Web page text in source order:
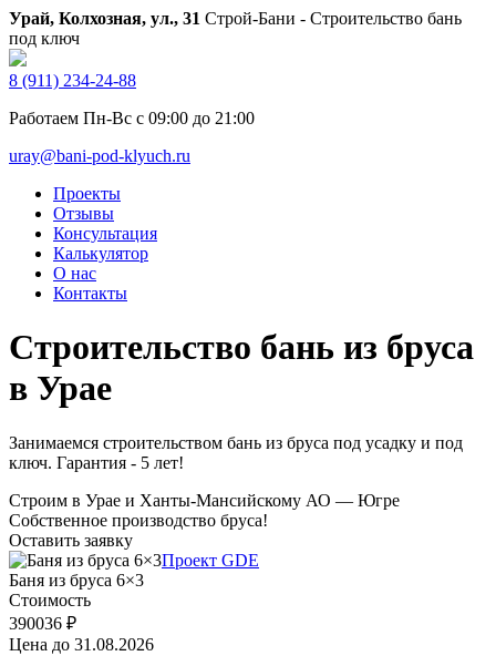
Урай, Колхозная, ул., 31 Строй-Бани - Строительство бань
под ключ
8 (911) 234-24-88
Работаем Пн-Вс с 09:00 до 21:00
uray@bani-pod-klyuch.ru
Проекты
Отзывы
Консультация
Калькулятор
О нас
Контакты
Строительство бань из бруса
в Урае
Занимаемся строительством бань из бруса под усадку и под
ключ. Гарантия - 5 лет!
Строим в Урае и Ханты-Мансийскому АО — Югре
Собственное производство бруса!
Оставить заявку
Проект GDE
Баня из бруса 6×3
Стоимость
390036 ₽
Цена до 31.08.2026